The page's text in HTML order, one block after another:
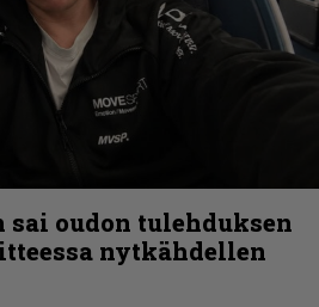
sai oudon tulehduksen
nytkähdellen